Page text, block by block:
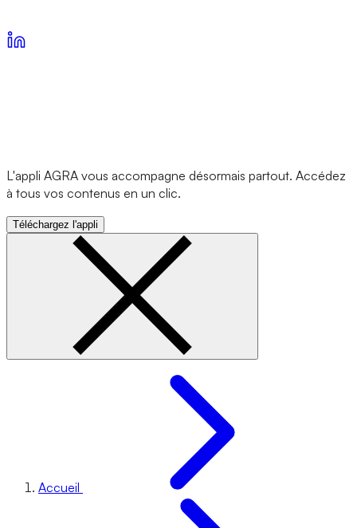
L'appli AGRA vous accompagne désormais partout. Accédez
à tous vos contenus en un clic.
Téléchargez l'appli
Accueil